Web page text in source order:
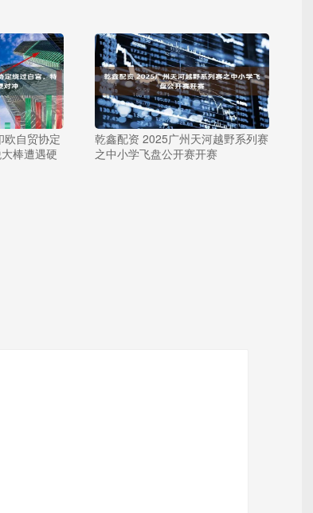
欧自贸协定
棒遭遇硬
乾鑫配资 2025广州天河越野系列赛
之中小学飞盘公开赛开赛